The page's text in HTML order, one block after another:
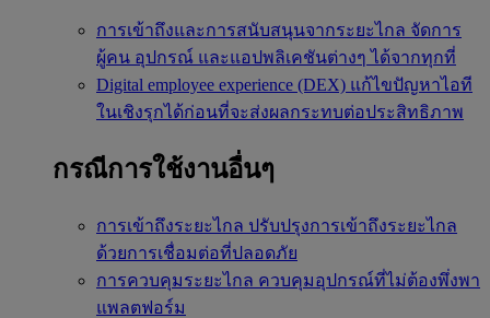
การเข้าถึงและการสนับสนุนจากระยะไกล จัดการ
ผู้คน อุปกรณ์ และแอปพลิเคชันต่างๆ ได้จากทุกที่
Digital employee experience (DEX) แก้ไขปัญหาไอที
ในเชิงรุกได้ก่อนที่จะส่งผลกระทบต่อประสิทธิภาพ
กรณีการใช้งานอื่นๆ
การเข้าถึงระยะไกล ปรับปรุงการเข้าถึงระยะไกล
ด้วยการเชื่อมต่อที่ปลอดภัย
การควบคุมระยะไกล ควบคุมอุปกรณ์ที่ไม่ต้องพึ่งพา
แพลตฟอร์ม